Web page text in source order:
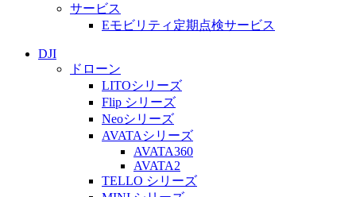
サービス
Eモビリティ定期点検サービス
DJI
ドローン
LITOシリーズ
Flip シリーズ
Neoシリーズ
AVATAシリーズ
AVATA360
AVATA2
TELLO シリーズ